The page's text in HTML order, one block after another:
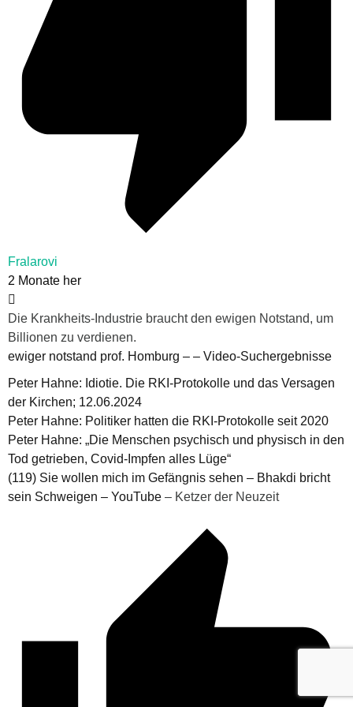
Fralarovi
2 Monate her
Die Krankheits-Industrie braucht den ewigen Notstand, um
Billionen zu verdienen.
ewiger notstand prof. Homburg – – Video-Suchergebnisse
Peter Hahne: Idiotie. Die RKI-Protokolle und das Versagen
der Kirchen; 12.06.2024
Peter Hahne: Politiker hatten die RKI-Protokolle seit 2020
Peter Hahne: „Die Menschen psychisch und physisch in den
Tod getrieben, Covid-Impfen alles Lüge“
(119) Sie wollen mich im Gefängnis sehen – Bhakdi bricht
sein Schweigen – YouTube – Ketzer der Neuzeit